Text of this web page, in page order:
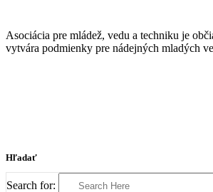
Asociácia pre mládež, vedu a techniku je
vytvára podmienky pre nádejných mladých
Hľadať
Search for: